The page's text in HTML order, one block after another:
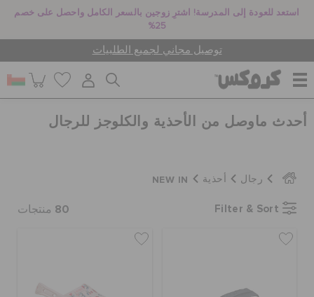
استعد للعودة إلى المدرسة! اشترِ زوجين بالسعر الكامل واحصل على خصم
25%
توصيل مجاني لجميع الطلبيات
للنساء
للرجال
أحدث ماوصل من الأحذية والكلوجز للرجال
رجال أحذية NEW IN
Filter & Sort
80 منتجات